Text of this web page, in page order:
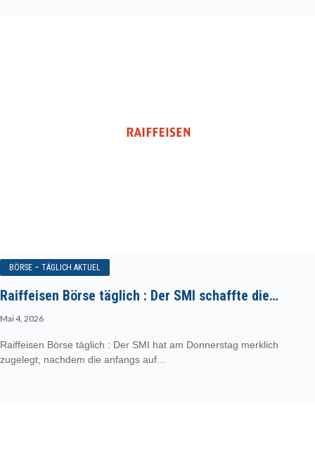
BÖRSE – TÄGLICH AKTUEL
Raiffeisen Börse täglich : Der SMI schaffte die…
Mai 4, 2026
Raiffeisen Börse täglich : Der SMI hat am Donnerstag merklich
zugelegt, nachdem die anfangs auf…